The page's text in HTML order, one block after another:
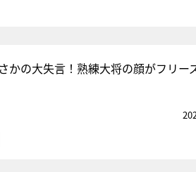
かの大失言！熟練大将の顔がフリー